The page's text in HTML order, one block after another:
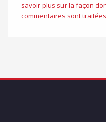
savoir plus sur la façon
commentaires sont traitées